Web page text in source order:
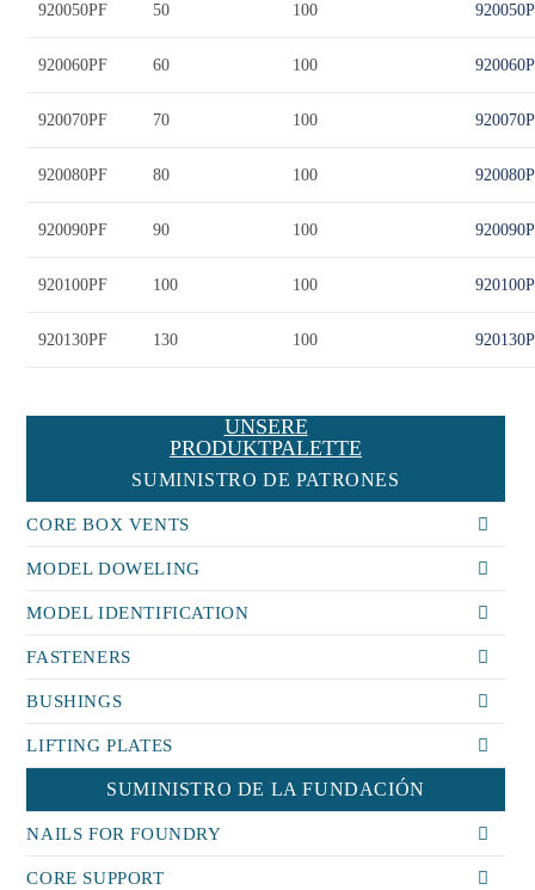
920050PF 50 100
920060PF 60 100
920070PF 70 100
920080PF 80 100
920090PF 90 100
920100PF 100 100
920130PF 130 100
UNSERE
PRODUKTPALETTE
SUMINISTRO DE PATRONES
CORE BOX VENTS
MODEL DOWELING
MODEL IDENTIFICATION
FASTENERS
BUSHINGS
LIFTING PLATES
SUMINISTRO DE LA FUNDACIÓN
NAILS FOR FOUNDRY
CORE SUPPORT